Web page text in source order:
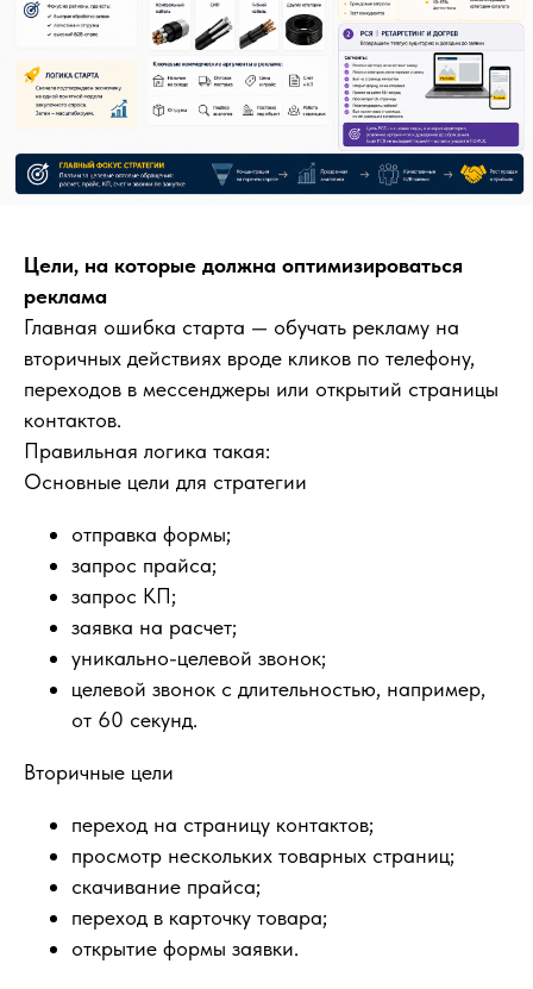
Цели, на которые должна оптимизироваться
реклама
Главная ошибка старта — обучать рекламу на
вторичных действиях вроде кликов по телефону,
переходов в мессенджеры или открытий страницы
контактов.
Правильная логика такая:
Основные цели для стратегии
отправка формы;
запрос прайса;
запрос КП;
заявка на расчет;
уникально-целевой звонок;
целевой звонок с длительностью, например,
от 60 секунд.
Вторичные цели
переход на страницу контактов;
просмотр нескольких товарных страниц;
скачивание прайса;
переход в карточку товара;
открытие формы заявки.